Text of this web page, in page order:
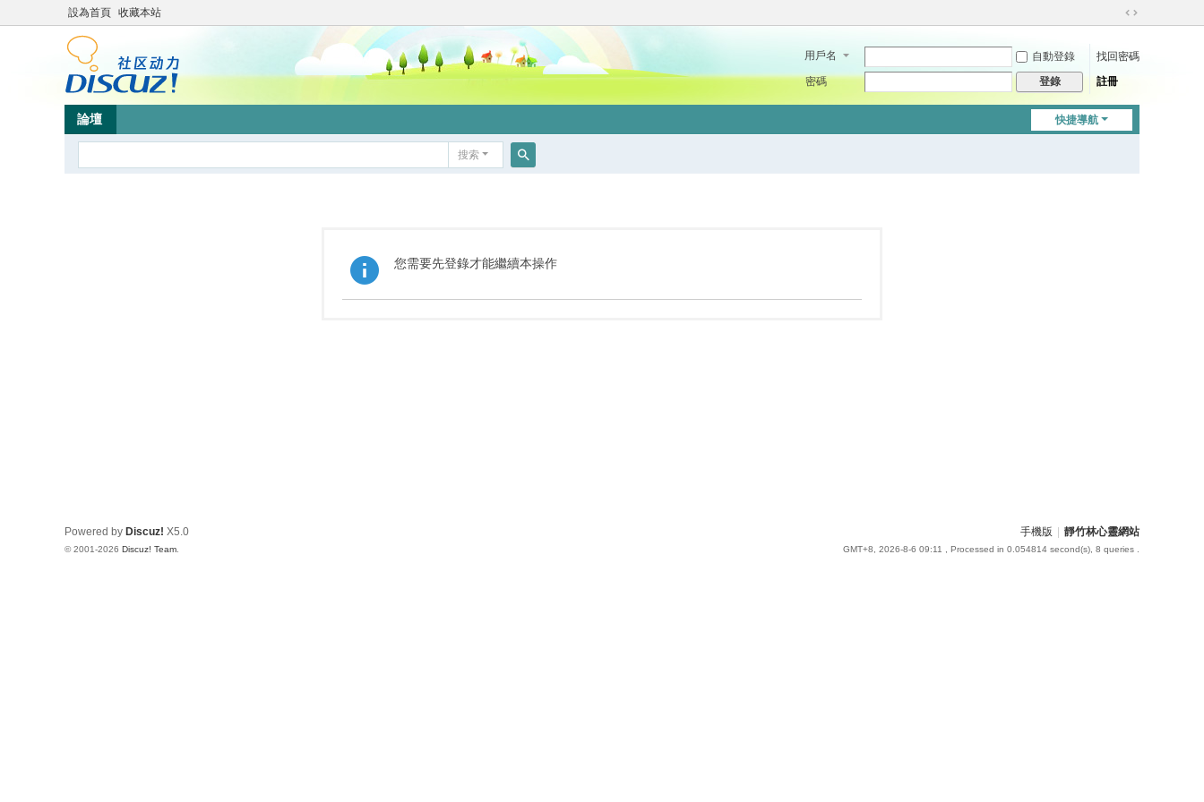
設為首頁 收藏本站
切
到
用戶名 自動登錄
找回密碼
密碼
登錄 註冊
快捷導航
論壇
搜索
您需要先登錄才能繼續本操作
手機版 靜竹林心靈網站
GMT+8, 2026-8-6 09:11 , Processed in 0.054814 second(s), 8 queries .
Powered by Discuz! X5.0
© 2001-2026 Discuz! Team